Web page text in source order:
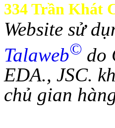
334 Trần Khát
Website sử
Talaweb© do
EDA., JSC.
chủ gian